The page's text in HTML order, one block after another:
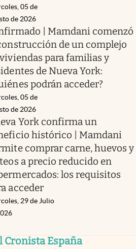
05 de
de 2026
| Mamdani comenzó
de un complejo
para familias y
de Nueva York:
podrán acceder?
05 de
de 2026
York confirma un
histórico | Mamdani
comprar carne, huevos y
a precio reducido en
los requisitos
acceder
29 de Julio
Cronista España